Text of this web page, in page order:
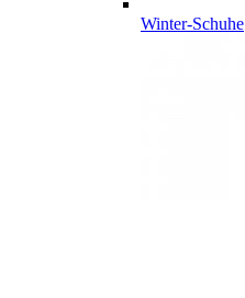
Winter-Schuhe